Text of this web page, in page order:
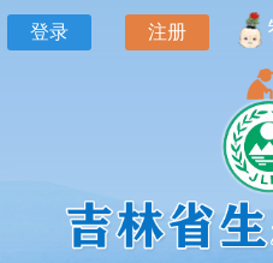
登录 注册